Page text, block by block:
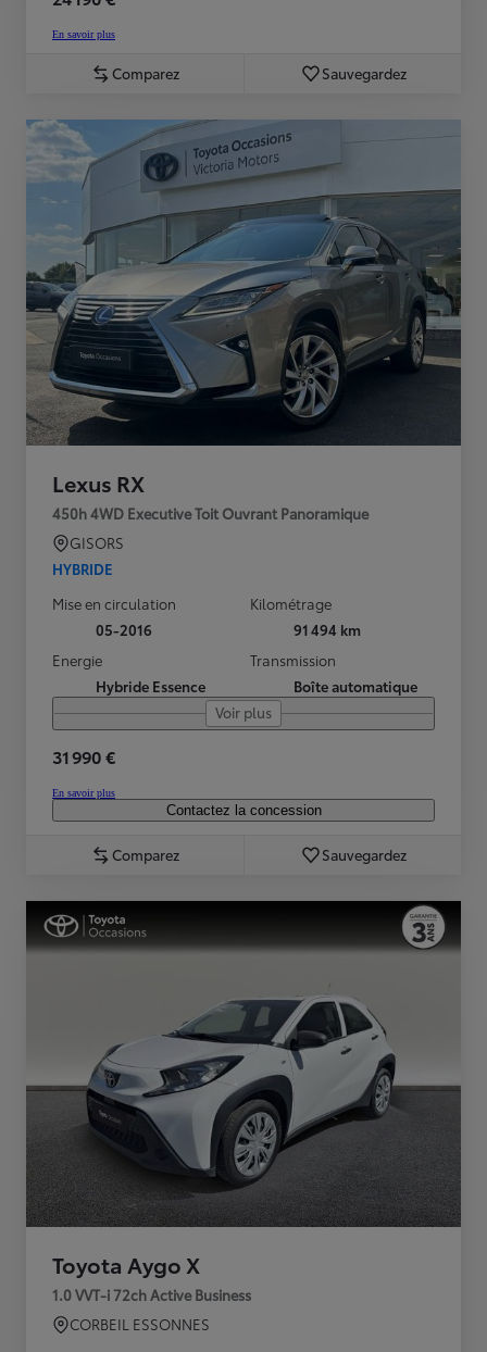
En savoir plus
Comparez Sauvegardez
Lexus RX
450h 4WD Executive Toit Ouvrant Panoramique
GISORS
HYBRIDE
Mise en circulation
05-2016
Kilométrage
91 494 km
Energie
Hybride Essence
Transmission
Boîte automatique
Voir plus
31 990 €
En savoir plus
Contactez la concession
Comparez Sauvegardez
Toyota Aygo X
1.0 VVT-i 72ch Active Business
CORBEIL ESSONNES